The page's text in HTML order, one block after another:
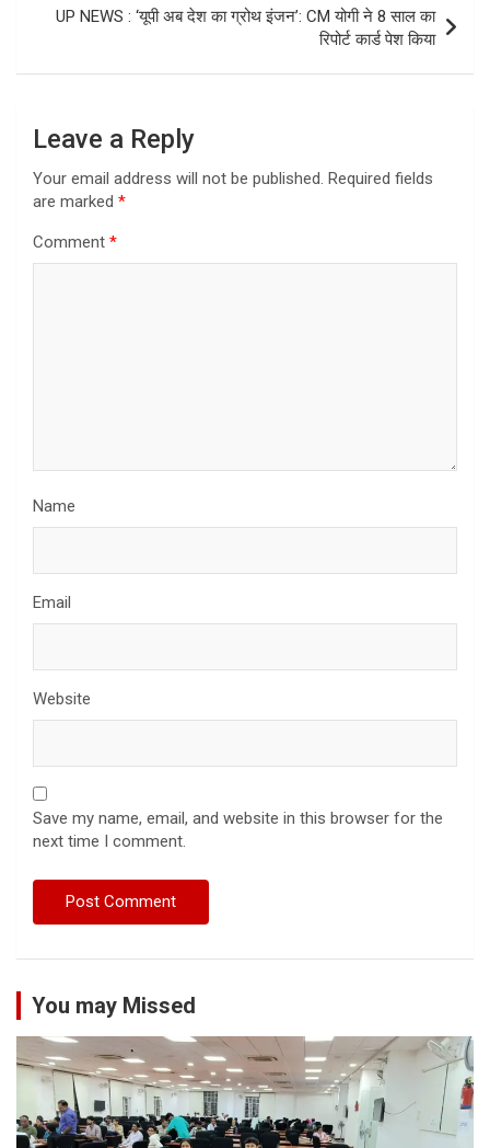
UP NEWS : ‘यूपी अब देश का ग्रोथ इंजन’: CM योगी ने 8 साल का
रिपोर्ट कार्ड पेश किया
Leave a Reply
Your email address will not be published. Required fields
are marked *
Comment *
Name
Email
Website
Save my name, email, and website in this browser for the
next time I comment.
You may Missed